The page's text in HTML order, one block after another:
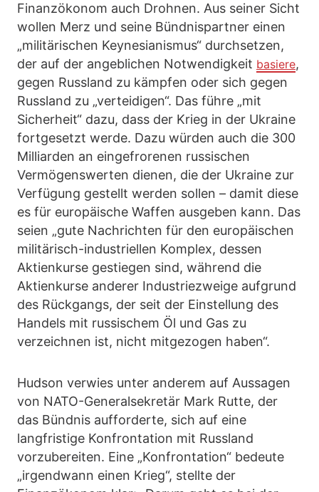
Finanzökonom auch Drohnen. Aus seiner Sicht
wollen Merz und seine Bündnispartner einen
„militärischen Keynesianismus“ durchsetzen,
der auf der angeblichen Notwendigkeit basiere,
gegen Russland zu kämpfen oder sich gegen
Russland zu „verteidigen“. Das führe „mit
Sicherheit“ dazu, dass der Krieg in der Ukraine
fortgesetzt werde. Dazu würden auch die 300
Milliarden an eingefrorenen russischen
Vermögenswerten dienen, die der Ukraine zur
Verfügung gestellt werden sollen – damit diese
es für europäische Waffen ausgeben kann. Das
seien „gute Nachrichten für den europäischen
militärisch-industriellen Komplex, dessen
Aktienkurse gestiegen sind, während die
Aktienkurse anderer Industriezweige aufgrund
des Rückgangs, der seit der Einstellung des
Handels mit russischem Öl und Gas zu
verzeichnen ist, nicht mitgezogen haben“.
Hudson verwies unter anderem auf Aussagen
von NATO-Generalsekretär Mark Rutte, der
das Bündnis aufforderte, sich auf eine
langfristige Konfrontation mit Russland
vorzubereiten. Eine „Konfrontation“ bedeute
„irgendwann einen Krieg“, stellte der